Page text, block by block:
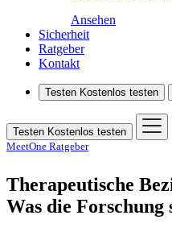
Ansehen
Sicherheit
Ratgeber
Kontakt
Testen Kostenlos testen
Testen Kostenlos testen
MeetOne Ratgeber
Therapeutische
Was die Forschung